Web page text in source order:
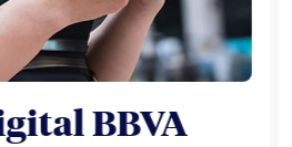
BBVA